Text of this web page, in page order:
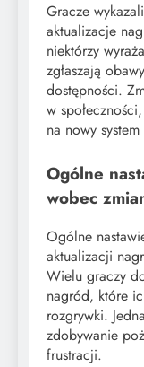
Gracze
aktualizacje
niektórzy
zgłaszają
dostępności.
w
na nowy
Ogólne
wobec
Ogólne
aktualizacji
Wielu graczy
nagród, które
rozgrywki.
zdobywanie
frustracji.